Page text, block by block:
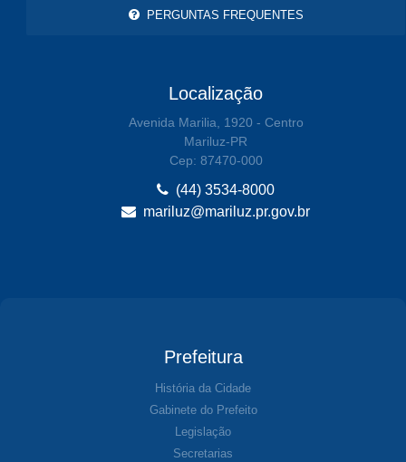
PERGUNTAS FREQUENTES
Localização
Avenida Marilia, 1920 - Centro
Mariluz-PR
Cep: 87470-000
(44) 3534-8000
mariluz@mariluz.pr.gov.br
Prefeitura
História da Cidade
Gabinete do Prefeito
Legislação
Secretarias